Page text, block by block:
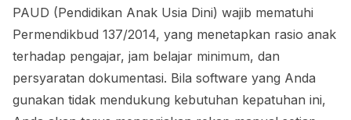
PAUD (Pendidikan Anak Usia Dini) wajib mematuhi
Permendikbud 137/2014, yang menetapkan rasio anak
terhadap pengajar, jam belajar minimum, dan
persyaratan dokumentasi. Bila software yang Anda
gunakan tidak mendukung kebutuhan kepatuhan ini,